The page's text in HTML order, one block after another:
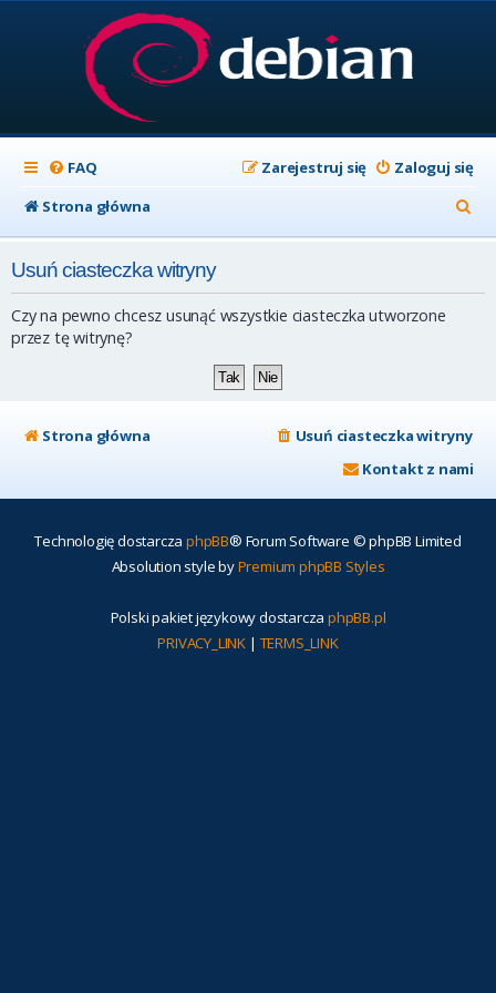
FAQ Zaloguj się
Zarejestruj się
Strona główna
z
Usuń ciasteczka witryny
Czy na pewno chcesz usunąć wszystkie ciasteczka utworzone
przez tę witrynę?
Strona główna
Usuń ciasteczka witryny
Kontakt z nami
Technologię dostarcza phpBB® Forum Software © phpBB Limited
Absolution style byPremium phpBB Styles
Polski pakiet językowy dostarcza phpBB.pl
PRIVACY_LINK | TERMS_LINK